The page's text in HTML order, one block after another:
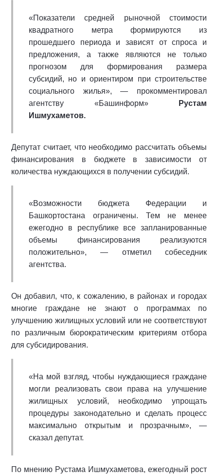
«Показатели средней рыночной стоимости
квадратного метра формируются из
прошедшего периода и зависят от спроса и
предложения, а также являются не только
прогнозом для формирования размера
субсидий, но и ориентиром при строительстве
социального жилья», — прокомментировал
агентству «Башинформ»
Рустам
Ишмухаметов.
Депутат считает, что необходимо рассчитать объемы
финансирования в бюджете в зависимости от
количества нуждающихся в получении субсидий.
«Возможности бюджета Федерации и
Башкортостана ограничены. Тем не менее
ежегодно в республике все запланированные
объемы финансирования реализуются
положительно», — отметил собеседник
агентства.
Он добавил, что, к сожалению, в районах и городах
многие граждане не знают о программах по
улучшению жилищных условий или не соответствуют
по различным бюрократическим критериям отбора
для субсидирования.
«На мой взгляд, чтобы нуждающиеся граждане
могли реализовать свои права на улучшение
жилищных условий, необходимо упрощать
процедуры законодательно и сделать процесс
максимально открытым и прозрачным», —
сказал депутат.
По мнению Рустама Ишмухаметова, ежегодный рост